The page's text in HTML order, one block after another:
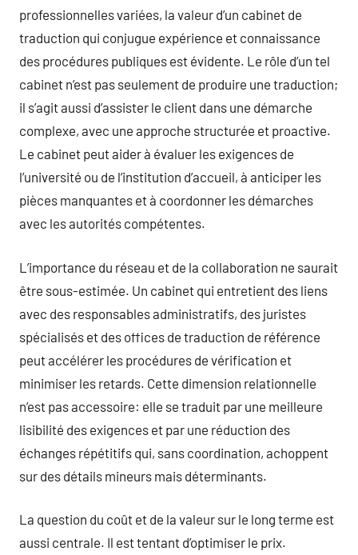
professionnelles variées, la valeur d’un cabinet de
traduction qui conjugue expérience et connaissance
des procédures publiques est évidente. Le rôle d’un tel
cabinet n’est pas seulement de produire une traduction;
il s’agit aussi d’assister le client dans une démarche
complexe, avec une approche structurée et proactive.
Le cabinet peut aider à évaluer les exigences de
l’université ou de l’institution d’accueil, à anticiper les
pièces manquantes et à coordonner les démarches
avec les autorités compétentes.
L’importance du réseau et de la collaboration ne saurait
être sous-estimée. Un cabinet qui entretient des liens
avec des responsables administratifs, des juristes
spécialisés et des offices de traduction de référence
peut accélérer les procédures de vérification et
minimiser les retards. Cette dimension relationnelle
n’est pas accessoire: elle se traduit par une meilleure
lisibilité des exigences et par une réduction des
échanges répétitifs qui, sans coordination, achoppent
sur des détails mineurs mais déterminants.
La question du coût et de la valeur sur le long terme est
aussi centrale. Il est tentant d’optimiser le prix.